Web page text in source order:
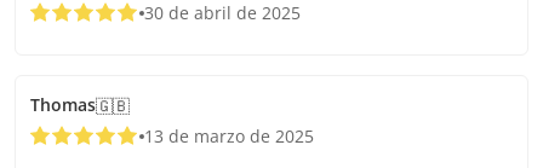
30 de abril de 2025
Thomas🇬🇧
13 de marzo de 2025